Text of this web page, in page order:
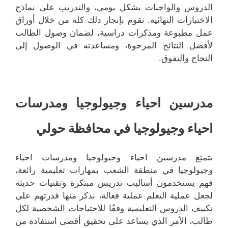
الدروس والواجبات بشكل يومي، والتدريب على نماذج
الاختبارات النهائية. تقوم بإنجاز ذلك كله من خلال أوراق
عمل مطبوعة ومذكرات دراسية، لضمان وصول الطالب
لأفضل النتائج المرجوة، ومساعدته في الوصول إلى
النجاح والتفوق.
مدرسين احياء وجيولوجيا ومدرسات
احياء وجيولوجيا في محافظة حولي
يتمتع مدرسين احياء وجيولوجيا ومدرسات احياء
وجيولوجيا في منطقة الشعب بمهارات تعليمية رائعة،
فهم يستخدمون أساليب تدريس مبتكرة وتقنيات حديثة
لجعل عملية التعلم عملية فعالة، نذكر منها قدرتهم على
تكييف الدروس التعليمية وفقًا للاحتياجات الشخصية لكل
طالب، الأمر الذي يساعد على تحقيق أقصى استفادة من